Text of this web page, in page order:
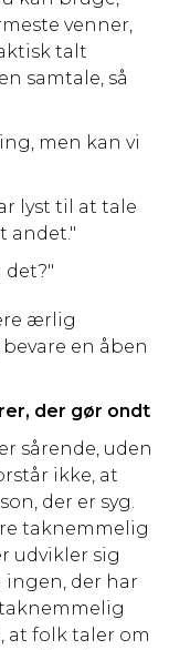
venner,
talt
samtale, så
men kan vi
lyst til at tale
andet."
ærlig
en åben
der gør ondt
sårende, uden
ikke, at
der er syg.
taknemmelig
udvikler sig
ingen, der har
at folk taler om